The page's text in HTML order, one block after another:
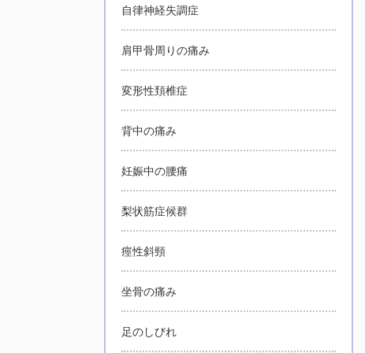
自律神経失調症
肩甲骨周りの痛み
変形性頚椎症
背中の痛み
妊娠中の腰痛
梨状筋症候群
痙性斜頸
坐骨の痛み
足のしびれ